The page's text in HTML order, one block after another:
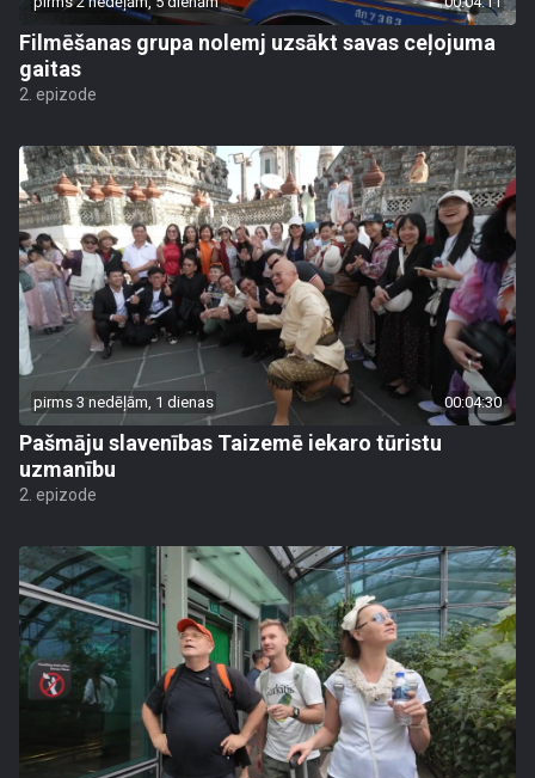
Filmēšanas grupa nolemj uzsākt savas ceļojuma
gaitas
2. epizode
pirms 3 nedēļām, 1 dienas 00:04:30
Pašmāju slavenības Taizemē iekaro tūristu
uzmanību
2. epizode